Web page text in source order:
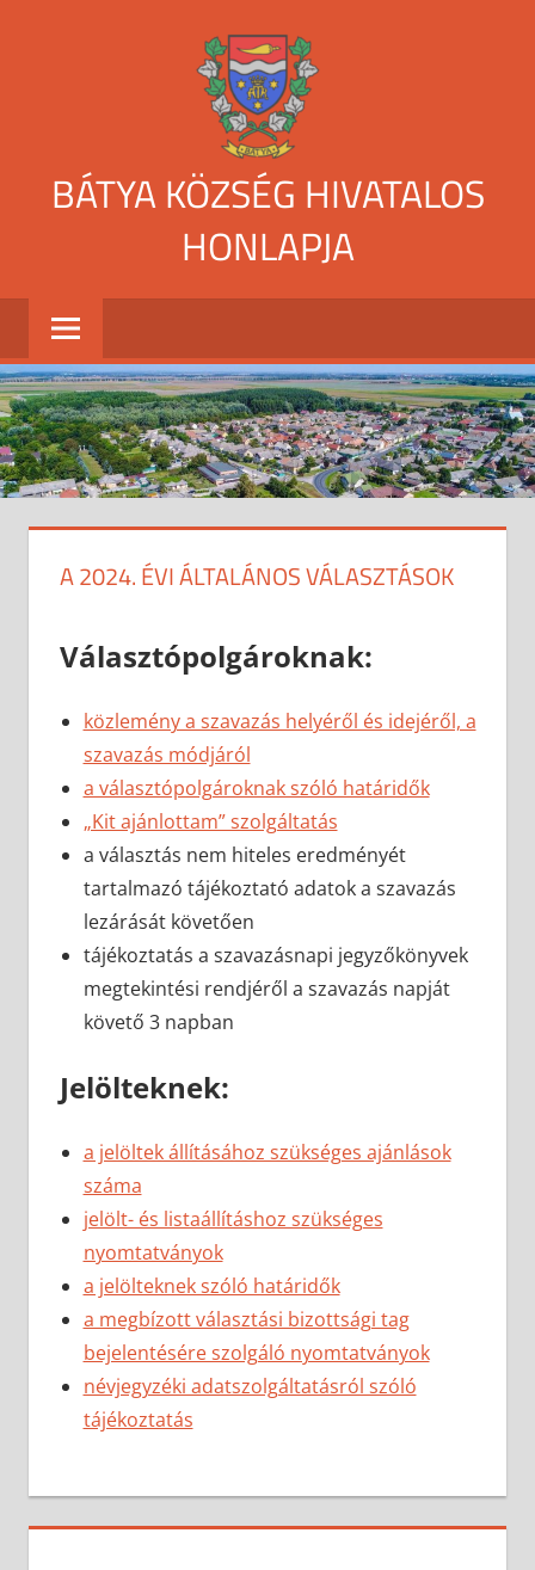
BÁTYA KÖZSÉG HIVATALOS
HONLAPJA
A 2024. ÉVI ÁLTALÁNOS VÁLASZTÁSOK
Választópolgároknak:
közlemény a szavazás helyéről és idejéről, a
szavazás módjáról
a választópolgároknak szóló határidők
„Kit ajánlottam” szolgáltatás
a választás nem hiteles eredményét
tartalmazó tájékoztató adatok a szavazás
lezárását követően
tájékoztatás a szavazásnapi jegyzőkönyvek
megtekintési rendjéről a szavazás napját
követő 3 napban
Jelölteknek:
a jelöltek állításához szükséges ajánlások
száma
jelölt- és listaállításhoz szükséges
nyomtatványok
a jelölteknek szóló határidők
a megbízott választási bizottsági tag
bejelentésére szolgáló nyomtatványok
névjegyzéki adatszolgáltatásról szóló
tájékoztatás